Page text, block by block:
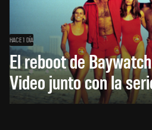
HACE 1 DÍA
El reboot de
Video junto con la